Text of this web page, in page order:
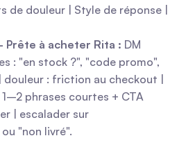
de douleur | Style de réponse |
à acheter Rita : DM
: "en stock ?", "code promo",
: friction au checkout |
phrases courtes + CTA
| escalader sur
"non livré".